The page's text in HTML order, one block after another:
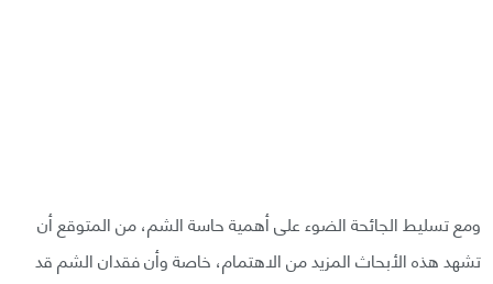
ومع تسليط الجائحة الضوء على أهمية حاسة الشم، من المتوقع أن
تشهد هذه الأبحاث المزيد من الاهتمام، خاصة وأن فقدان الشم قد